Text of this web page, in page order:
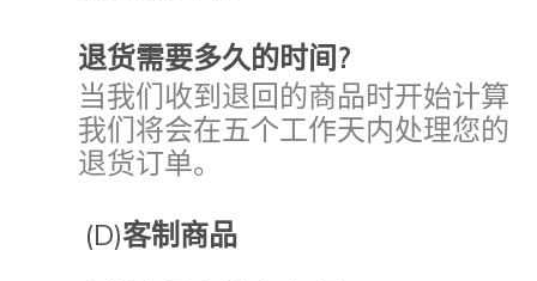
退货需要多久的时间?
当我们收到退回的商品时开始计算
我们将会在五个工作天内处理您的
退货订单。
(D)客制商品